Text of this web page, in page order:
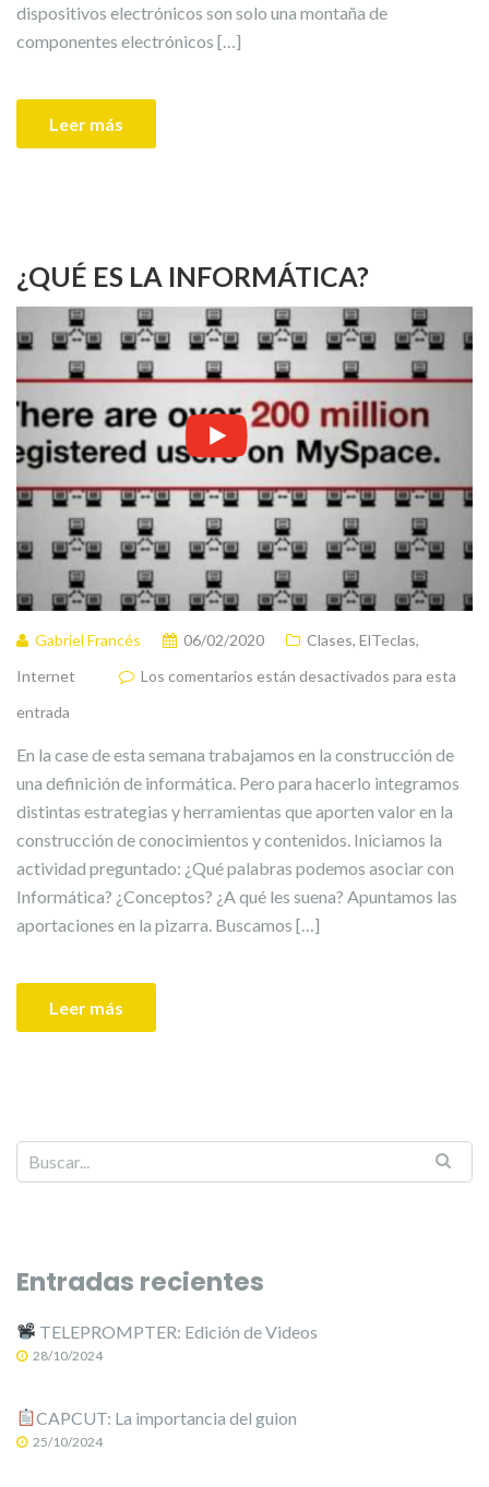
dispositivos electrónicos son solo una montaña de
componentes electrónicos […]
Leer más
¿QUÉ ES LA INFORMÁTICA?
Gabriel Francés 06/02/2020 Clases, ElTeclas,
Internet
Los comentarios están desactivados para esta
entrada
En la case de esta semana trabajamos en la construcción de
una definición de informática. Pero para hacerlo integramos
distintas estrategias y herramientas que aporten valor en la
construcción de conocimientos y contenidos. Iniciamos la
actividad preguntado: ¿Qué palabras podemos asociar con
Informática? ¿Conceptos? ¿A qué les suena? Apuntamos las
aportaciones en la pizarra. Buscamos […]
Leer más
Entradas recientes
TELEPROMPTER: Edición de Videos
28/10/2024
CAPCUT: La importancia del guion
25/10/2024